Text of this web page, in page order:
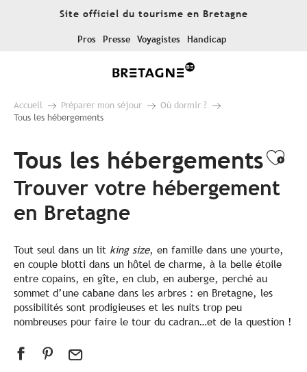
Site officiel du tourisme en Bretagne
Pros Presse Voyagistes Handicap
Accueil Préparer mon séjour
Où dormir ?
Tous les hébergements
Tous les hébergements
Trouver votre hébergement
en Bretagne
Tout seul dans un lit king size, en famille dans une yourte,
en couple blotti dans un hôtel de charme, à la belle étoile
entre copains, en gîte, en club, en auberge, perché au
sommet d’une cabane dans les arbres : en Bretagne, les
possibilités sont prodigieuses et les nuits trop peu
nombreuses pour faire le tour du cadran…et de la question !